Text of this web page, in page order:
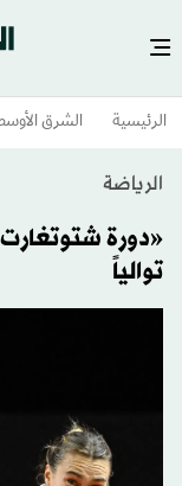
الرئيسية الشرق
الرياضة
«دورة
توالياً